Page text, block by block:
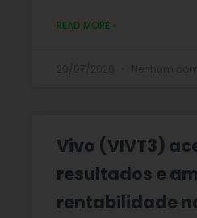
READ MORE »
Vivo (VIVT3)
resultados e
rentabilidade